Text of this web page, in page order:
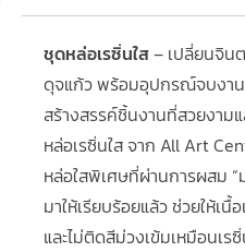
ชุดหล่อเรซิ่นใส– เปลี่ยนจิน
ดุจแก้ว พร้อมอุปกรณ์จบงา
สร้างสรรค์ชิ้นงานที่สวยงาม
หล่อเรซิ่นใส จาก All Art
หล่อใสพิเศษที่ผ่านการผสม “
มาให้เรียบร้อยแล้ว ช่วยให้เนื้
และไม่ติดสีม่วงเข้มเหมือนเร